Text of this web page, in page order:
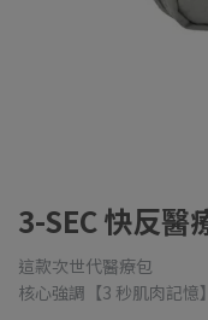
3-SEC 快反醫
這款次世代醫療包
核心強調【3 秒肌肉記憶